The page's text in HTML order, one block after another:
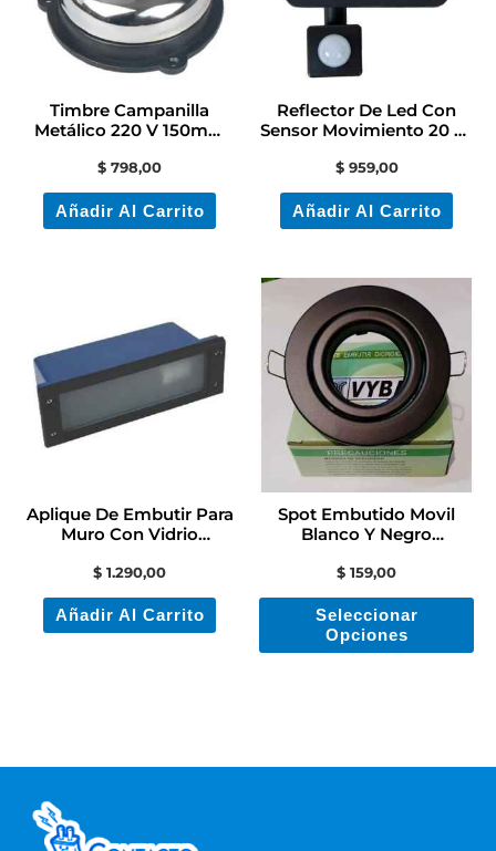
Timbre Campanilla
Metálico 220 V 150mm
$ 798,00
Añadir Al Carrito
Reflector De Led Con
Sensor Movimiento 20 W
$959,00
Añadir Al Carrito
Aplique De Embutir Para
Muro Con Vidrio
$ 1.290,00
Añadir Al Carrito
Spot Embutido Movil
Blanco Y Negro
$ 159,00
Seleccionar
Opciones